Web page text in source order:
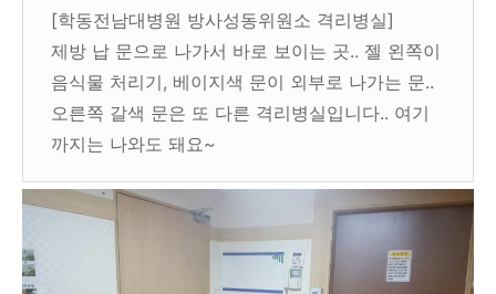
[학동전남대병원 방사성동위원소 격리병실]
제방 납 문으로 나가서 바로 보이는 곳.. 젤 왼쪽이
음식물 처리기, 베이지색 문이 외부로 나가는 문..
오른쪽 갈색 문은 또 다른 격리병실입니다.. 여기
까지는 나와도 돼요~